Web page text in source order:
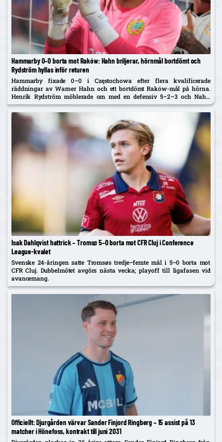
Hammarby 0–0 borta mot Raków: Hahn briljerar, hörnmål bortdömt och
Rydström hyllas inför returen
Hammarby fixade 0–0 i Częstochowa efter flera kvalificerade
räddningar av Warner Hahn och ett bortdömt Raków-mål på hörna.
Henrik Rydström möblerade om med en defensiv 5–2–3 och Nahir
Besara som falsk nia – och får beröm av spelarna. Returen spelas...
Isak Dahlqvist hattrick – Tromsø 5–0 borta mot CFR Cluj i Conference
League-kvalet
Svenske 24-åringen satte Tromsøs tredje–femte mål i 5–0 borta mot
CFR Cluj. Dubbelmötet avgörs nästa vecka; playoff till ligafasen vid
avancemang.
Officiellt: Djurgården värvar Sander Finjord Ringberg – 15 assist på 13
matcher i Hönefoss, kontrakt till juni 2031